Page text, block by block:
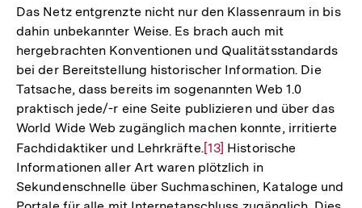
der
Fußnote
Das Netz entgrenzte nicht nur den Klassenraum in bis
dahin unbekannter Weise. Es brach auch mit
hergebrachten Konventionen und Qualitätsstandards
bei der Bereitstellung historischer Information. Die
Tatsache, dass bereits im sogenannten Web 1.0
praktisch jede/-r eine Seite publizieren und über das
World Wide Web zugänglich machen konnte, irritierte
Fachdidaktiker und Lehrkräfte.Zur
Auflösung
der
[13] Historische
Informationen aller Art waren plötzlich in
Sekundenschnelle über Suchmaschinen, Kataloge und